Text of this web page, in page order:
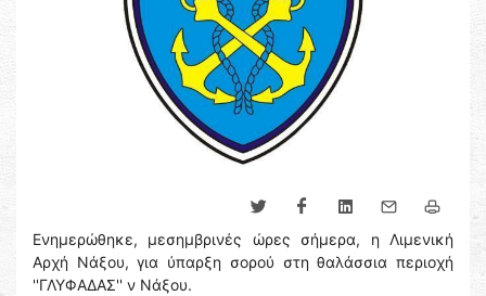
Ενημερώθηκε, μεσημβρινές ώρες σήμερα, η Λιμενική
Αρχή Νάξου, για ύπαρξη σορού στη θαλάσσια περιοχή
''ΓΛΥΦΑΔΑΣ'' ν Νάξου.